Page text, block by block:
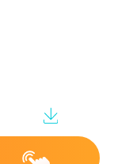
。我们称它